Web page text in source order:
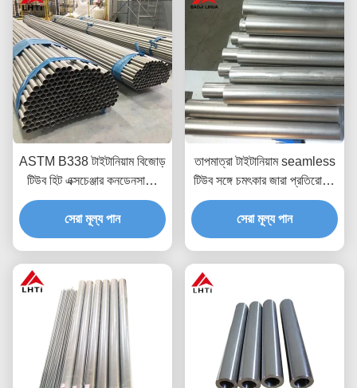
ASTM B338 টাইটানিয়াম বিজোড়
টিউব হিট এক্সচেঞ্জার কনডেনসারের
জন্য 19 মিমি
সেরা মূল্য পান
তাপমাত্রা টাইটানিয়াম seamless
টিউব সঙ্গে চমৎকার জারা প্রতিরোধের
GR1 GR2 GR3 GR4 GR5
GR7 GR9 GR12
সেরা মূল্য পান